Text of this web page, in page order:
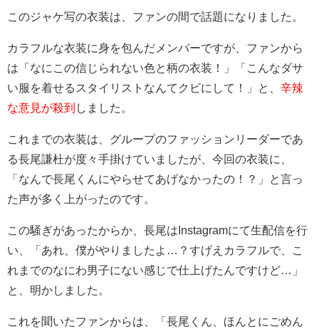
このジャケ写の衣装は、ファンの間で話題になりました。
カラフルな衣装に身を包んだメンバーですが、ファンから
は「なにこの信じられない色と柄の衣装！」「こんなダサ
い服を着せるスタイリストなんてクビにして！」と、 辛辣
な意見が殺到 しました。
これまでの衣装は、グループのファッションリーダーであ
る長尾謙杜が度々手掛けていましたが、今回の衣装に、
「なんで長尾くんにやらせてあげなかったの！？」と言っ
た声が多く上がったのです。
この騒ぎがあったからか、長尾はInstagramにて生配信を行
い、「あれ、僕がやりましたよ…？すげえカラフルで、こ
れまでのなにわ男子にない感じで仕上げたんですけど…」
と、明かしました。
これを聞いたファンからは、「長尾くん、ほんとにごめん